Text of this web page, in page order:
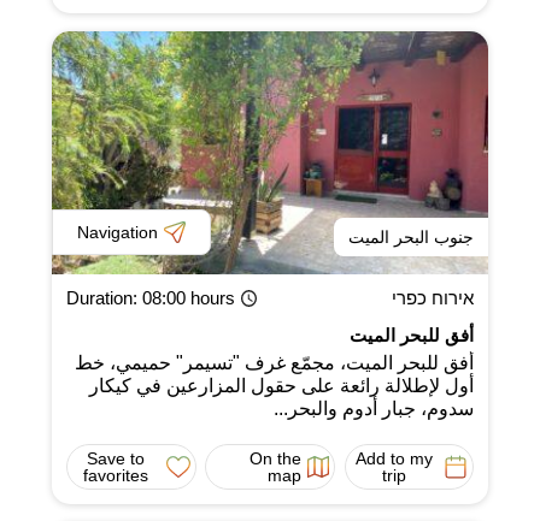
جنوب البحر الميت Navigation
אירוח כפרי Duration: 08:00 hours
أفق للبحر الميت
أفق للبحر الميت، مجمّع غرف "تسيمر" حميمي، خط
أول لإطلالة رائعة على حقول المزارعين في كيكار
سدوم، جبار أدوم والبحر...
Add to my
trip
On the
map
Save to
favorites